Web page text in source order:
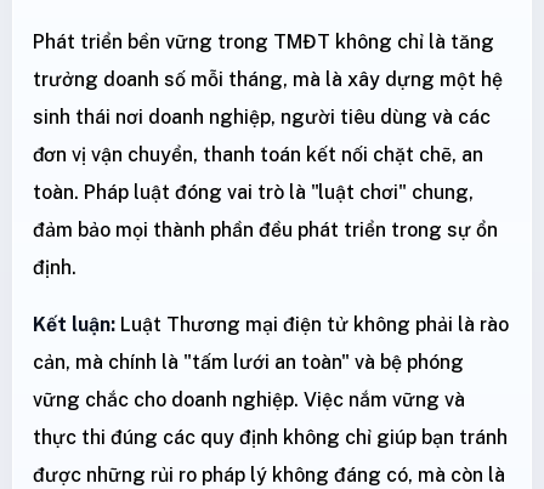
Phát triển bền vững trong TMĐT không chỉ là tăng
trưởng doanh số mỗi tháng, mà là xây dựng một hệ
sinh thái nơi doanh nghiệp, người tiêu dùng và các
đơn vị vận chuyển, thanh toán kết nối chặt chẽ, an
toàn. Pháp luật đóng vai trò là "luật chơi" chung,
đảm bảo mọi thành phần đều phát triển trong sự ổn
định.
Kết luận: Luật Thương mại điện tử không phải là rào
cản, mà chính là "tấm lưới an toàn" và bệ phóng
vững chắc cho doanh nghiệp. Việc nắm vững và
thực thi đúng các quy định không chỉ giúp bạn tránh
được những rủi ro pháp lý không đáng có, mà còn là